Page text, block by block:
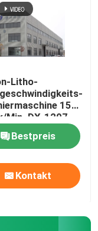
Litho-
150
Min. DX-1207
Bestpreis
Kontakt